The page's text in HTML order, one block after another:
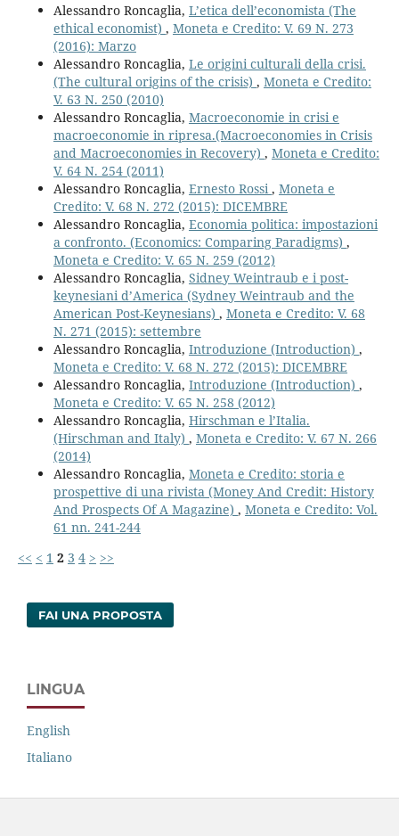
Alessandro Roncaglia, L’etica dell’economista (The
ethical economist) , Moneta e Credito: V. 69 N. 273
(2016): Marzo
Alessandro Roncaglia, Le origini culturali della crisi.
(The cultural origins of the crisis) , Moneta e Credito:
V. 63 N. 250 (2010)
Alessandro Roncaglia, Macroeconomie in crisi e
macroeconomie in ripresa.(Macroeconomies in Crisis
and Macroeconomies in Recovery) , Moneta e Credito:
V. 64 N. 254 (2011)
Alessandro Roncaglia, Ernesto Rossi, Moneta e
Credito: V. 68 N. 272 (2015): DICEMBRE
Alessandro Roncaglia, Economia politica: impostazioni
a confronto. (Economics: Comparing Paradigms) ,
Moneta e Credito: V. 65 N. 259 (2012)
Alessandro Roncaglia, Sidney Weintraub e i post-
keynesiani d’America (Sydney Weintraub and the
American Post-Keynesians) , Moneta e Credito: V. 68
N. 271 (2015): settembre
Alessandro Roncaglia, Introduzione (Introduction) ,
Moneta e Credito: V. 68 N. 272 (2015): DICEMBRE
Alessandro Roncaglia, Introduzione (Introduction) ,
Moneta e Credito: V. 65 N. 258 (2012)
Alessandro Roncaglia, Hirschman e l’Italia.
(Hirschman and Italy) , Moneta e Credito: V. 67 N. 266
(2014)
Alessandro Roncaglia, Moneta e Credito: storia e
prospettive di una rivista (Money And Credit: History
And Prospects Of A Magazine) , Moneta e Credito: Vol.
61 nn. 241-244
<< < 1 2 3 4 > >>
FAI UNA PROPOSTA
LINGUA
English
Italiano